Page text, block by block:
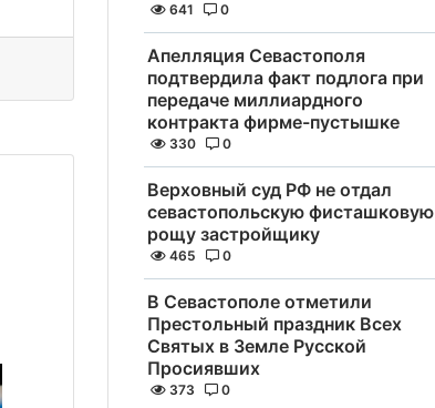
641 0
Апелляция Севастополя
подтвердила факт подлога при
передаче миллиардного
контракта фирме-пустышке
330 0
Верховный суд РФ не отдал
севастопольскую фисташковую
рощу застройщику
465 0
В Севастополе отметили
Престольный праздник Всех
Святых в Земле Русской
Просиявших
373 0